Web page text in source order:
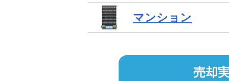
マンション
売却